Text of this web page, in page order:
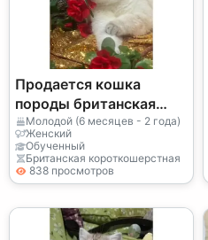
Продается кошка
породы британская
короткошерстная с
округлым
телосложением.
Молодой (6 месяцев - 2 года)
Женский
Обученный
Британская короткошерстная
838 просмотров